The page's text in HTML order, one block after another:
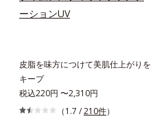
ーションUV
皮脂を味方につけて美肌仕上がりを
キープ
税込220円 〜2,310円
（1.7 /210件）